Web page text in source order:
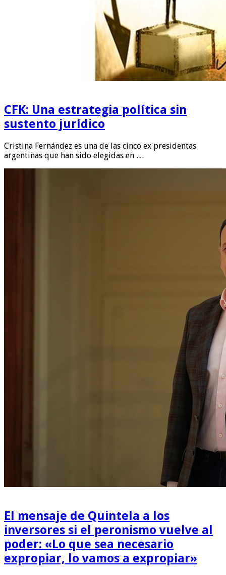
CFK: Una estrategia política sin
sustento jurídico
Cristina Fernández es una de las cinco ex presidentas
argentinas que han sido elegidas en …
El mensaje de Quintela a los
inversores si el peronismo vuelve al
poder: «Lo que sea necesario
expropiar, lo vamos a expropiar»